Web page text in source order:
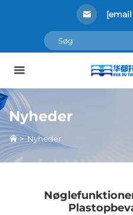
Nyheder
>Nyheder